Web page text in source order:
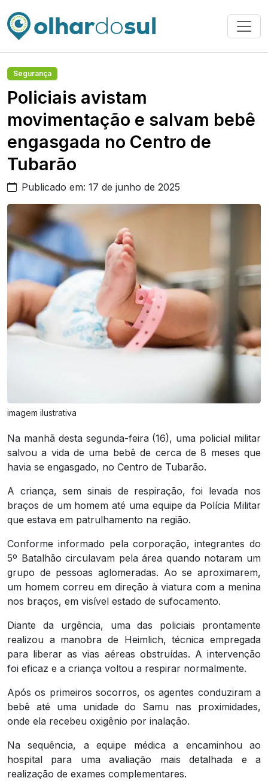
Segurança
Policiais avistam
movimentação e salvam bebê
engasgada no Centro de
Tubarão
Publicado em: 17 de junho de 2025
imagem ilustrativa
Na manhã desta segunda-feira (16), uma policial militar
salvou a vida de uma bebê de cerca de 8 meses que
havia se engasgado, no Centro de Tubarão.
A criança, sem sinais de respiração, foi levada nos
braços de um homem até uma equipe da Polícia Militar
que estava em patrulhamento na região.
Conforme informado pela corporação, integrantes do
5º Batalhão circulavam pela área quando notaram um
grupo de pessoas aglomeradas. Ao se aproximarem,
um homem correu em direção à viatura com a menina
nos braços, em visível estado de sufocamento.
Diante da urgência, uma das policiais prontamente
realizou a manobra de Heimlich, técnica empregada
para liberar as vias aéreas obstruídas. A intervenção
foi eficaz e a criança voltou a respirar normalmente.
Após os primeiros socorros, os agentes conduziram a
bebê até uma unidade do Samu nas proximidades,
onde ela recebeu oxigênio por inalação.
Na sequência, a equipe médica a encaminhou ao
hospital para uma avaliação mais detalhada e a
realização de exames complementares.